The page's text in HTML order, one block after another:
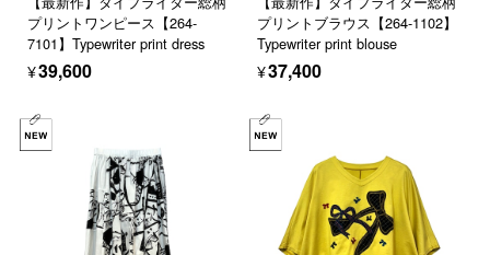
プリントワンピース【264-
7101】Typewriter print dress
¥39,600
プリントブラウス【264-1102】
Typewriter print blouse
¥37,400